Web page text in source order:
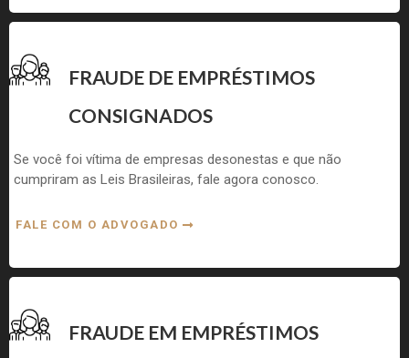
FRAUDE DE EMPRÉSTIMOS
CONSIGNADOS
Se você foi vítima de empresas desonestas e que não
cumpriram as Leis Brasileiras, fale agora conosco.
FALE COM O ADVOGADO
FRAUDE EM EMPRÉSTIMOS